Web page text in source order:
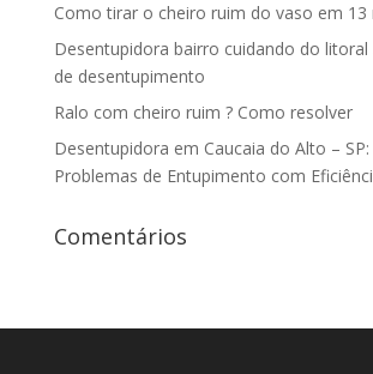
Como tirar o cheiro ruim do vaso em 13
Desentupidora bairro cuidando do litoral
de desentupimento
Ralo com cheiro ruim ? Como resolver
Desentupidora em Caucaia do Alto –
Problemas de Entupimento com
Comentários